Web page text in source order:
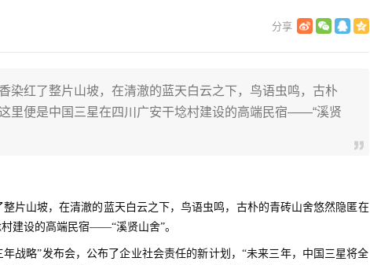
染红了整片山坡，在清澈的蓝天白云之下，鸟语虫鸣，古朴
里便是中国三星在四川广安干埝村建设的高端民宿——“溪贤
片山坡，在清澈的蓝天白云之下，鸟语虫鸣，古朴的青砖山舍悠然隐匿在
建设的高端民宿——“溪贤山舍”。
战略”发布会，公布了企业社会责任的新计划，“未来三年，中国三星将全